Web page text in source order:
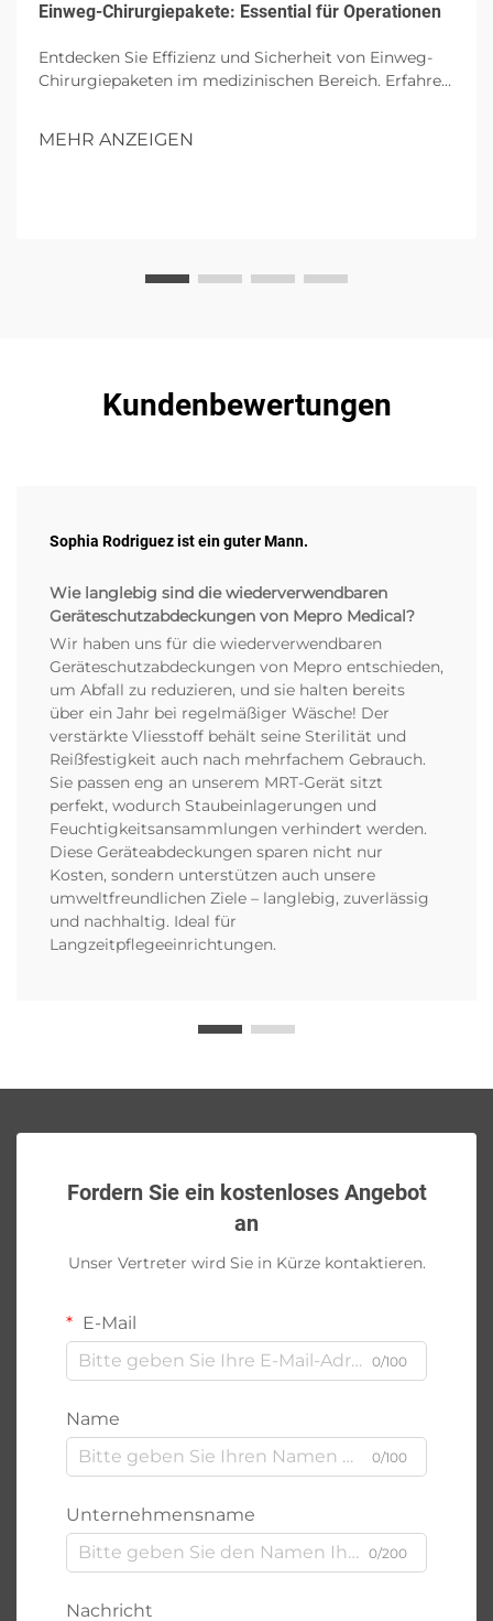
Einweg-Chirurgiepakete: Essential für Operationen
Entdecken Sie Effizienz und Sicherheit von Einweg-
Chirurgiepaketen im medizinischen Bereich. Erfahren
MEHR ANZEIGEN
Kundenbewertungen
Sophia Rodriguez ist ein guter Mann.
Wie langlebig sind die wiederverwendbaren
Geräteschutzabdeckungen von Mepro Medical?
Wir haben uns für die wiederverwendbaren
Geräteschutzabdeckungen von Mepro entschieden,
um Abfall zu reduzieren, und sie halten bereits
über ein Jahr bei regelmäßiger Wäsche! Der
verstärkte Vliesstoff behält seine Sterilität und
Reißfestigkeit auch nach mehrfachem Gebrauch.
Sie passen eng an unserem MRT-Gerät sitzt
perfekt, wodurch Staubeinlagerungen und
Feuchtigkeitsansammlungen verhindert werden.
Diese Geräteabdeckungen sparen nicht nur
Kosten, sondern unterstützen auch unsere
umweltfreundlichen Ziele – langlebig, zuverlässig
und nachhaltig. Ideal für
Langzeitpflegeeinrichtungen.
Fordern Sie ein kostenloses Angebot
an
Unser Vertreter wird Sie in Kürze kontaktieren.
E-Mail
0/100
Name
0/100
Unternehmensname
0/200
Nachricht